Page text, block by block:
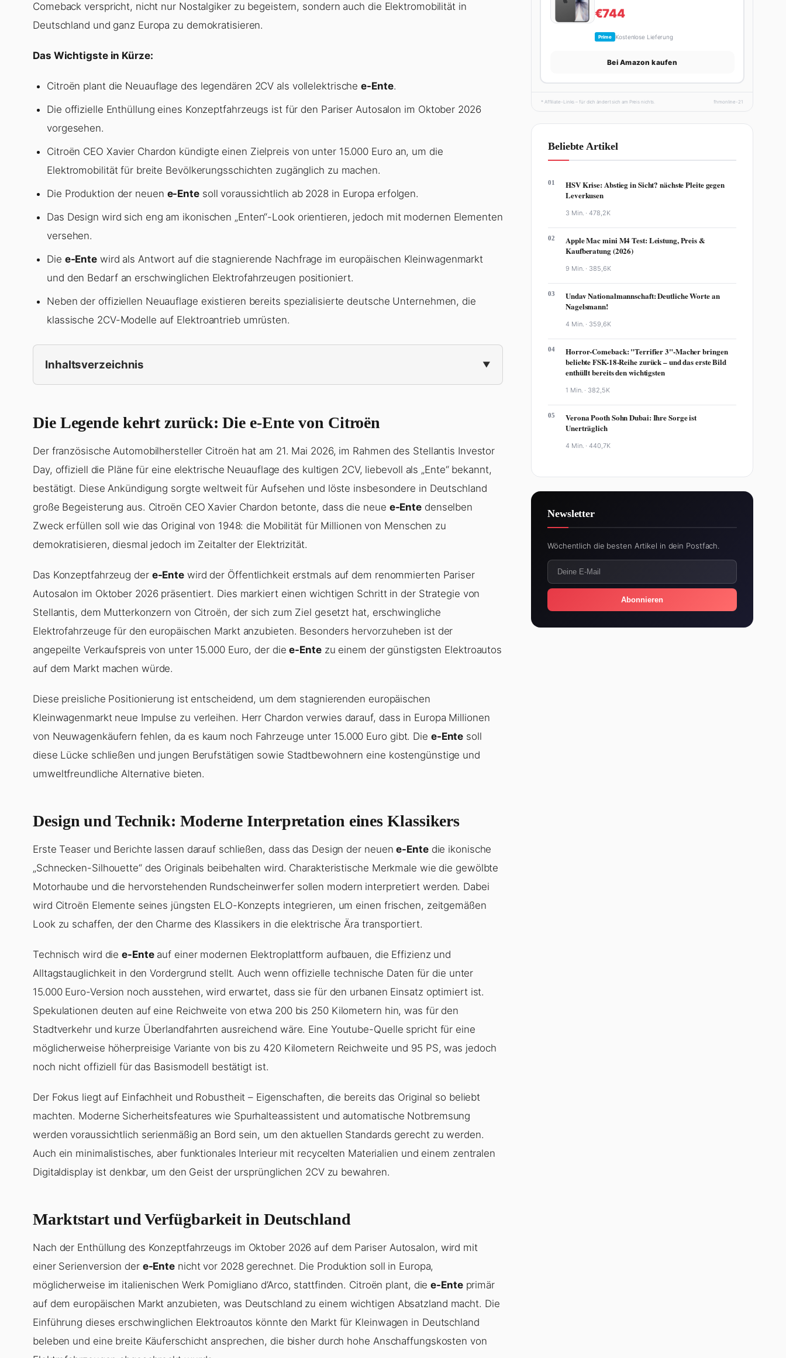
Comeback verspricht, nicht nur Nostalgiker zu begeistern, sondern auch die Elektromobilität in
Deutschland und ganz Europa zu demokratisieren.
Das Wichtigste in Kürze:
Citroën plant die Neuauflage des legendären 2CV als vollelektrischee-Ente.
Die offizielle Enthüllung eines Konzeptfahrzeugs ist für den Pariser Autosalon im Oktober 2026
vorgesehen.
Citroën CEO Xavier Chardon kündigte einen Zielpreis von unter 15.000 Euro an, um die
Elektromobilität für breite Bevölkerungsschichten zugänglich zu machen.
Die Produktion der neuen e-Entesoll voraussichtlich ab 2028 in Europa erfolgen.
Das Design wird sich eng am ikonischen „Enten“-Look orientieren, jedoch mit modernen Elementen
versehen.
Die e-Ente wird als Antwort auf die stagnierende Nachfrage im europäischen Kleinwagenmarkt
und den Bedarf an erschwinglichen Elektrofahrzeugen positioniert.
Neben der offiziellen Neuauflage existieren bereits spezialisierte deutsche Unternehmen, die
klassische 2CV-Modelle auf Elektroantrieb umrüsten.
Inhaltsverzeichnis
Die Legende kehrt zurück: Die e-Ente von Citroën
Der französische Automobilhersteller Citroën hat am 21. Mai 2026, im Rahmen des Stellantis Investor
Day, offiziell die Pläne für eine elektrische Neuauflage des kultigen 2CV, liebevoll als „Ente“ bekannt,
bestätigt. Diese Ankündigung sorgte weltweit für Aufsehen und löste insbesondere in Deutschland
große Begeisterung aus. Citroën CEO Xavier Chardon betonte, dass die neue e-Ente denselben
Zweck erfüllen soll wie das Original von 1948: die Mobilität für Millionen von Menschen zu
demokratisieren, diesmal jedoch im Zeitalter der Elektrizität.
Das Konzeptfahrzeug der e-Ente wird der Öffentlichkeit erstmals auf dem renommierten Pariser
Autosalon im Oktober 2026 präsentiert. Dies markiert einen wichtigen Schritt in der Strategie von
Stellantis, dem Mutterkonzern von Citroën, der sich zum Ziel gesetzt hat, erschwingliche
Elektrofahrzeuge für den europäischen Markt anzubieten. Besonders hervorzuheben ist der
angepeilte Verkaufspreis von unter 15.000 Euro, der diee-Entezu einem der günstigsten Elektroautos
auf dem Markt machen würde.
Diese preisliche Positionierung ist entscheidend, um dem stagnierenden europäischen
Kleinwagenmarkt neue Impulse zu verleihen. Herr Chardon verwies darauf, dass in Europa Millionen
von Neuwagenkäufern fehlen, da es kaum noch Fahrzeuge unter 15.000 Euro gibt. Die e-Ente soll
diese Lücke schließen und jungen Berufstätigen sowie Stadtbewohnern eine kostengünstige und
umweltfreundliche Alternative bieten.
Design und Technik: Moderne Interpretation eines Klassikers
Erste Teaser und Berichte lassen darauf schließen, dass das Design der neuene-Entedie ikonische
„Schnecken-Silhouette“ des Originals beibehalten wird. Charakteristische Merkmale wie die gewölbte
Motorhaube und die hervorstehenden Rundscheinwerfer sollen modern interpretiert werden. Dabei
wird Citroën Elemente seines jüngsten ELO-Konzepts integrieren, um einen frischen, zeitgemäßen
Look zu schaffen, der den Charme des Klassikers in die elektrische Ära transportiert.
Technisch wird diee-Enteauf einer modernen Elektroplattform aufbauen, die Effizienz und
Alltagstauglichkeit in den Vordergrund stellt. Auch wenn offizielle technische Daten für die unter
15.000 Euro-Version noch ausstehen, wird erwartet, dass sie für den urbanen Einsatz optimiert ist.
Spekulationen deuten auf eine Reichweite von etwa 200 bis 250 Kilometern hin, was für den
Stadtverkehr und kurze Überlandfahrten ausreichend wäre. Eine Youtube-Quelle spricht für eine
möglicherweise höherpreisige Variante von bis zu 420 Kilometern Reichweite und 95 PS, was jedoch
noch nicht offiziell für das Basismodell bestätigt ist.
Der Fokus liegt auf Einfachheit und Robustheit – Eigenschaften, die bereits das Original so beliebt
machten. Moderne Sicherheitsfeatures wie Spurhalteassistent und automatische Notbremsung
werden voraussichtlich serienmäßig an Bord sein, um den aktuellen Standards gerecht zu werden.
Auch ein minimalistisches, aber funktionales Interieur mit recycelten Materialien und einem zentralen
Digitaldisplay ist denkbar, um den Geist der ursprünglichen 2CV zu bewahren.
Marktstart und Verfügbarkeit in Deutschland
Nach der Enthüllung des Konzeptfahrzeugs im Oktober 2026 auf dem Pariser Autosalon, wird mit
einer Serienversion der e-Ente nicht vor 2028 gerechnet. Die Produktion soll in Europa,
möglicherweise im italienischen Werk Pomigliano d’Arco, stattfinden. Citroën plant, diee-Enteprimär
auf dem europäischen Markt anzubieten, was Deutschland zu einem wichtigen Absatzland macht. Die
Einführung dieses erschwinglichen Elektroautos könnte den Markt für Kleinwagen in Deutschland
beleben und eine breite Käuferschicht ansprechen, die bisher durch hohe Anschaffungskosten von
€744
Prime Kostenlose Lieferung
Bei Amazon kaufen
* Affiliate-Links – für dich ändert sich am Preis nichts. fhmonline-21
Beliebte Artikel
01
HSV Krise: Abstieg in Sicht? nächste Pleite gegen
Leverkusen
3 Min. ·478,2K
02
Apple Mac mini M4 Test: Leistung, Preis &
Kaufberatung (2026)
9 Min. · 385,6K
03
Undav Nationalmannschaft: Deutliche Worte an
Nagelsmann!
4 Min. · 359,6K
04
Horror-Comeback: "Terrifier 3"-Macher bringen
beliebte FSK-18-Reihe zurück – und das erste Bild
enthüllt bereits den wichtigsten
1 Min. · 382,5K
05
Verona Pooth Sohn Dubai: Ihre Sorge ist
Unerträglich
4 Min. ·440,7K
Newsletter
Wöchentlich die besten Artikel in dein Postfach.
Abonnieren